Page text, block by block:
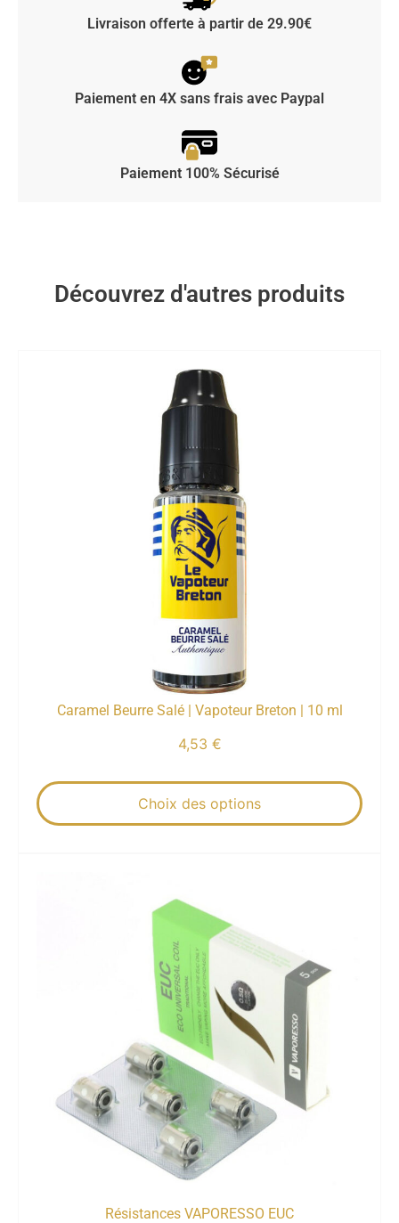
Livraison offerte à partir de 29.90€
Paiement en 4X sans frais avec Paypal
Paiement 100% Sécurisé
Découvrez d'autres produits
Caramel Beurre Salé | Vapoteur Breton | 10 ml
4,53 €
Choix des options
Résistances VAPORESSO EUC